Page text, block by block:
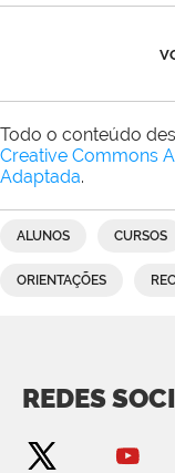
Todo o conteúdo
Creative Commons
Adaptada.
ALUNOS CURSOS
ORIENTAÇÕES
REDES